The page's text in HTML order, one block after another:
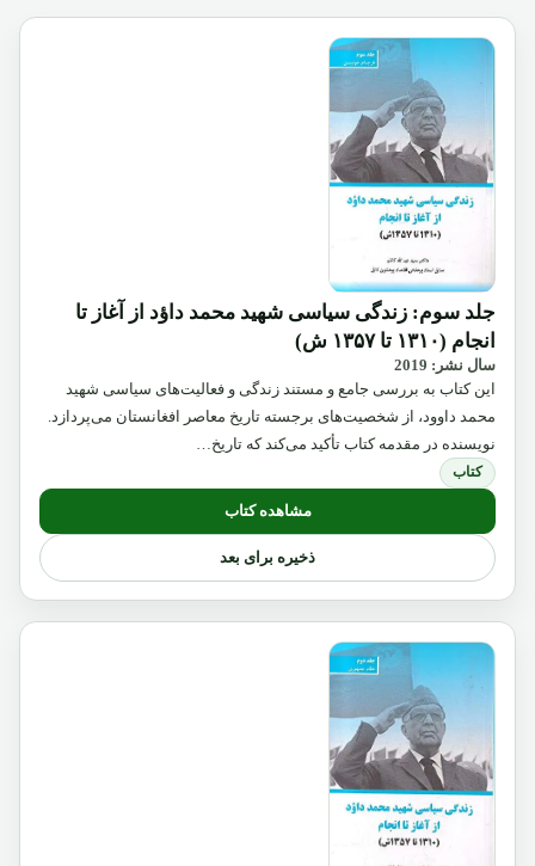
جلد سوم: زندگی سیاسی شهید محمد داؤد از آغاز تا
انجام (۱۳۱۰ تا ۱۳۵۷ ش)
سال نشر: 2019
این کتاب به بررسی جامع و مستند زندگی و فعالیت‌های سیاسی شهید
محمد داوود، از شخصیت‌های برجسته تاریخ معاصر افغانستان می‌پردازد.
نویسنده در مقدمه کتاب تأکید می‌کند که تاریخ…
کتاب
مشاهده کتاب
ذخیره برای بعد